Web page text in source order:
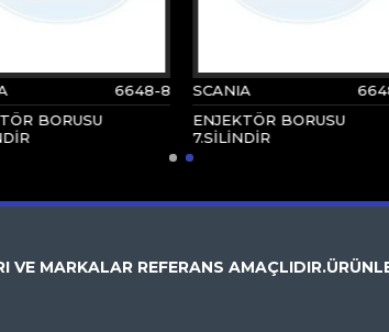
6648-8
BORUSU
SCANIA
ENJEKTÖR BORUSU
7.SİLİNDİR
MARKALAR REFERANS